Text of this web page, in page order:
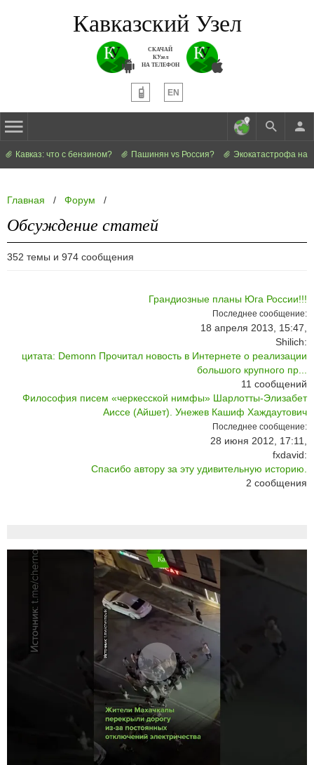
Кавказский Узел
СКАЧАЙ
КУзел
НА ТЕЛЕФОН
EN
Кавказ: что с бензином? Пашинян vs Россия? Экокатастрофа на
Главная / Форум /
Обсуждение статей
352 темы и 974 сообщения
Грандиозные планы Юга России!!!
Последнее сообщение:
18 апреля 2013, 15:47,
Shilich:
цитата: Demonn Прочитал новость в Интернете о реализации
большого крупного пр...
11 сообщений
Философия писем «черкесской нимфы» Шарлотты-Элизабет
Аиссе (Айшет). Унежев Кашиф Хаждаутович
Последнее сообщение:
28 июня 2012, 17:11,
fxdavid:
Спасибо автору за эту удивительную историю.
2 сообщения